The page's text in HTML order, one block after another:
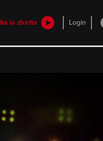
la diretta Login